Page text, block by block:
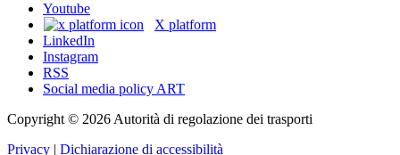
Youtube
X platform
LinkedIn
Instagram
RSS
Social media policy ART
Copyright © 2026 Autorità di regolazione dei trasporti
Privacy | Dichiarazione di accessibilità